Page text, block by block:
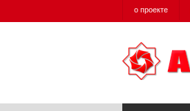
о проекте